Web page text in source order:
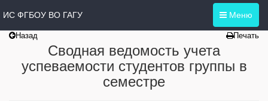
Меню
ИС ФГБОУ ВО ГАГУ
Назад Печать
Сводная ведомость учета
успеваемости студентов группы в
семестре